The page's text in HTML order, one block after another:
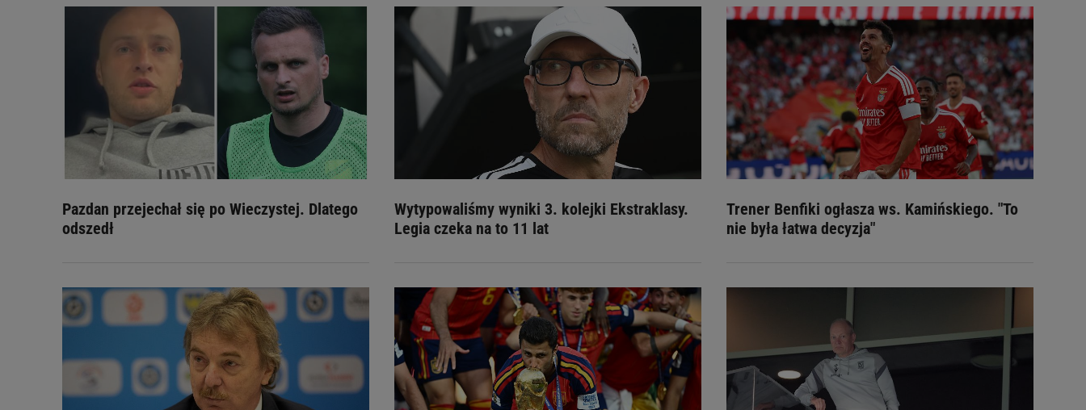
Pazdan przejechał się po Wieczystej. Dlatego
odszedł
Wytypowaliśmy wyniki 3. kolejki Ekstraklasy.
Legia czeka na to 11 lat
Trener Benfiki ogłasza ws. Kamińskiego. "To
nie była łatwa decyzja"